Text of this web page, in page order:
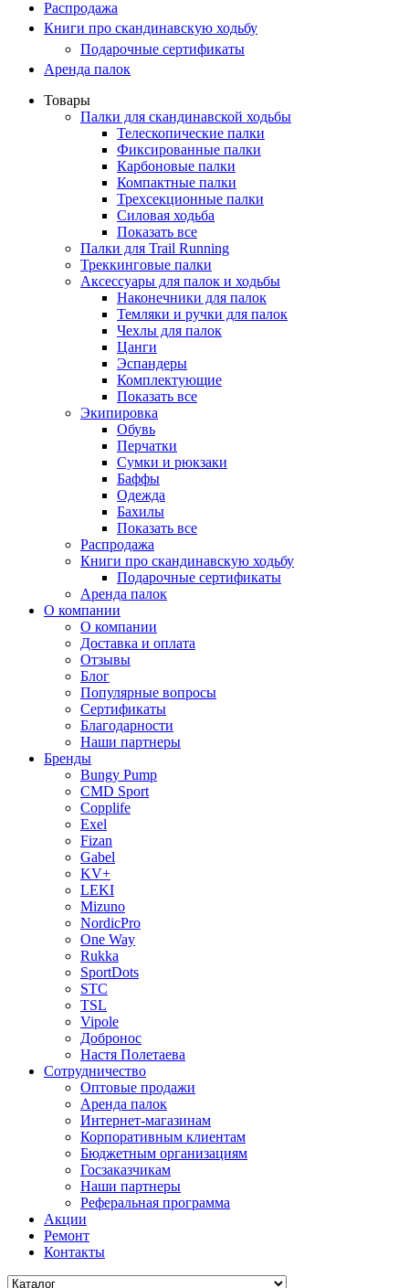
Распродажа
Книги про скандинавскую ходьбу
Подарочные сертификаты
Аренда палок
Товары
Палки для скандинавской ходьбы
Телескопические палки
Фиксированные палки
Карбоновые палки
Компактные палки
Трехсекционные палки
Силовая ходьба
Показать все
Палки для Trail Running
Треккинговые палки
Аксессуары для палок и ходьбы
Наконечники для палок
Темляки и ручки для палок
Чехлы для палок
Цанги
Эспандеры
Комплектующие
Показать все
Экипировка
Обувь
Перчатки
Сумки и рюкзаки
Баффы
Одежда
Бахилы
Показать все
Распродажа
Книги про скандинавскую ходьбу
Подарочные сертификаты
Аренда палок
О компании
О компании
Доставка и оплата
Отзывы
Блог
Популярные вопросы
Сертификаты
Благодарности
Наши партнеры
Бренды
Bungy Pump
CMD Sport
Copplife
Exel
Fizan
Gabel
KV+
LEKI
Mizuno
NordicPro
One Way
Rukka
SportDots
STC
TSL
Vipole
Добронос
Настя Полетаева
Сотрудничество
Оптовые продажи
Аренда палок
Интернет-магазинам
Корпоративным клиентам
Бюджетным организациям
Госзаказчикам
Наши партнеры
Реферальная программа
Акции
Ремонт
Контакты